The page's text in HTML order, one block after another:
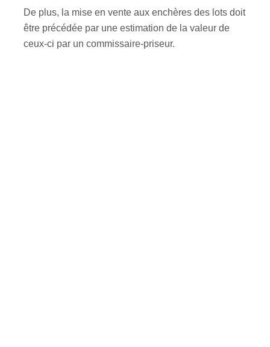
De plus, la mise en vente aux enchères des lots doit
être précédée par une estimation de la valeur de
ceux-ci par un commissaire-priseur.